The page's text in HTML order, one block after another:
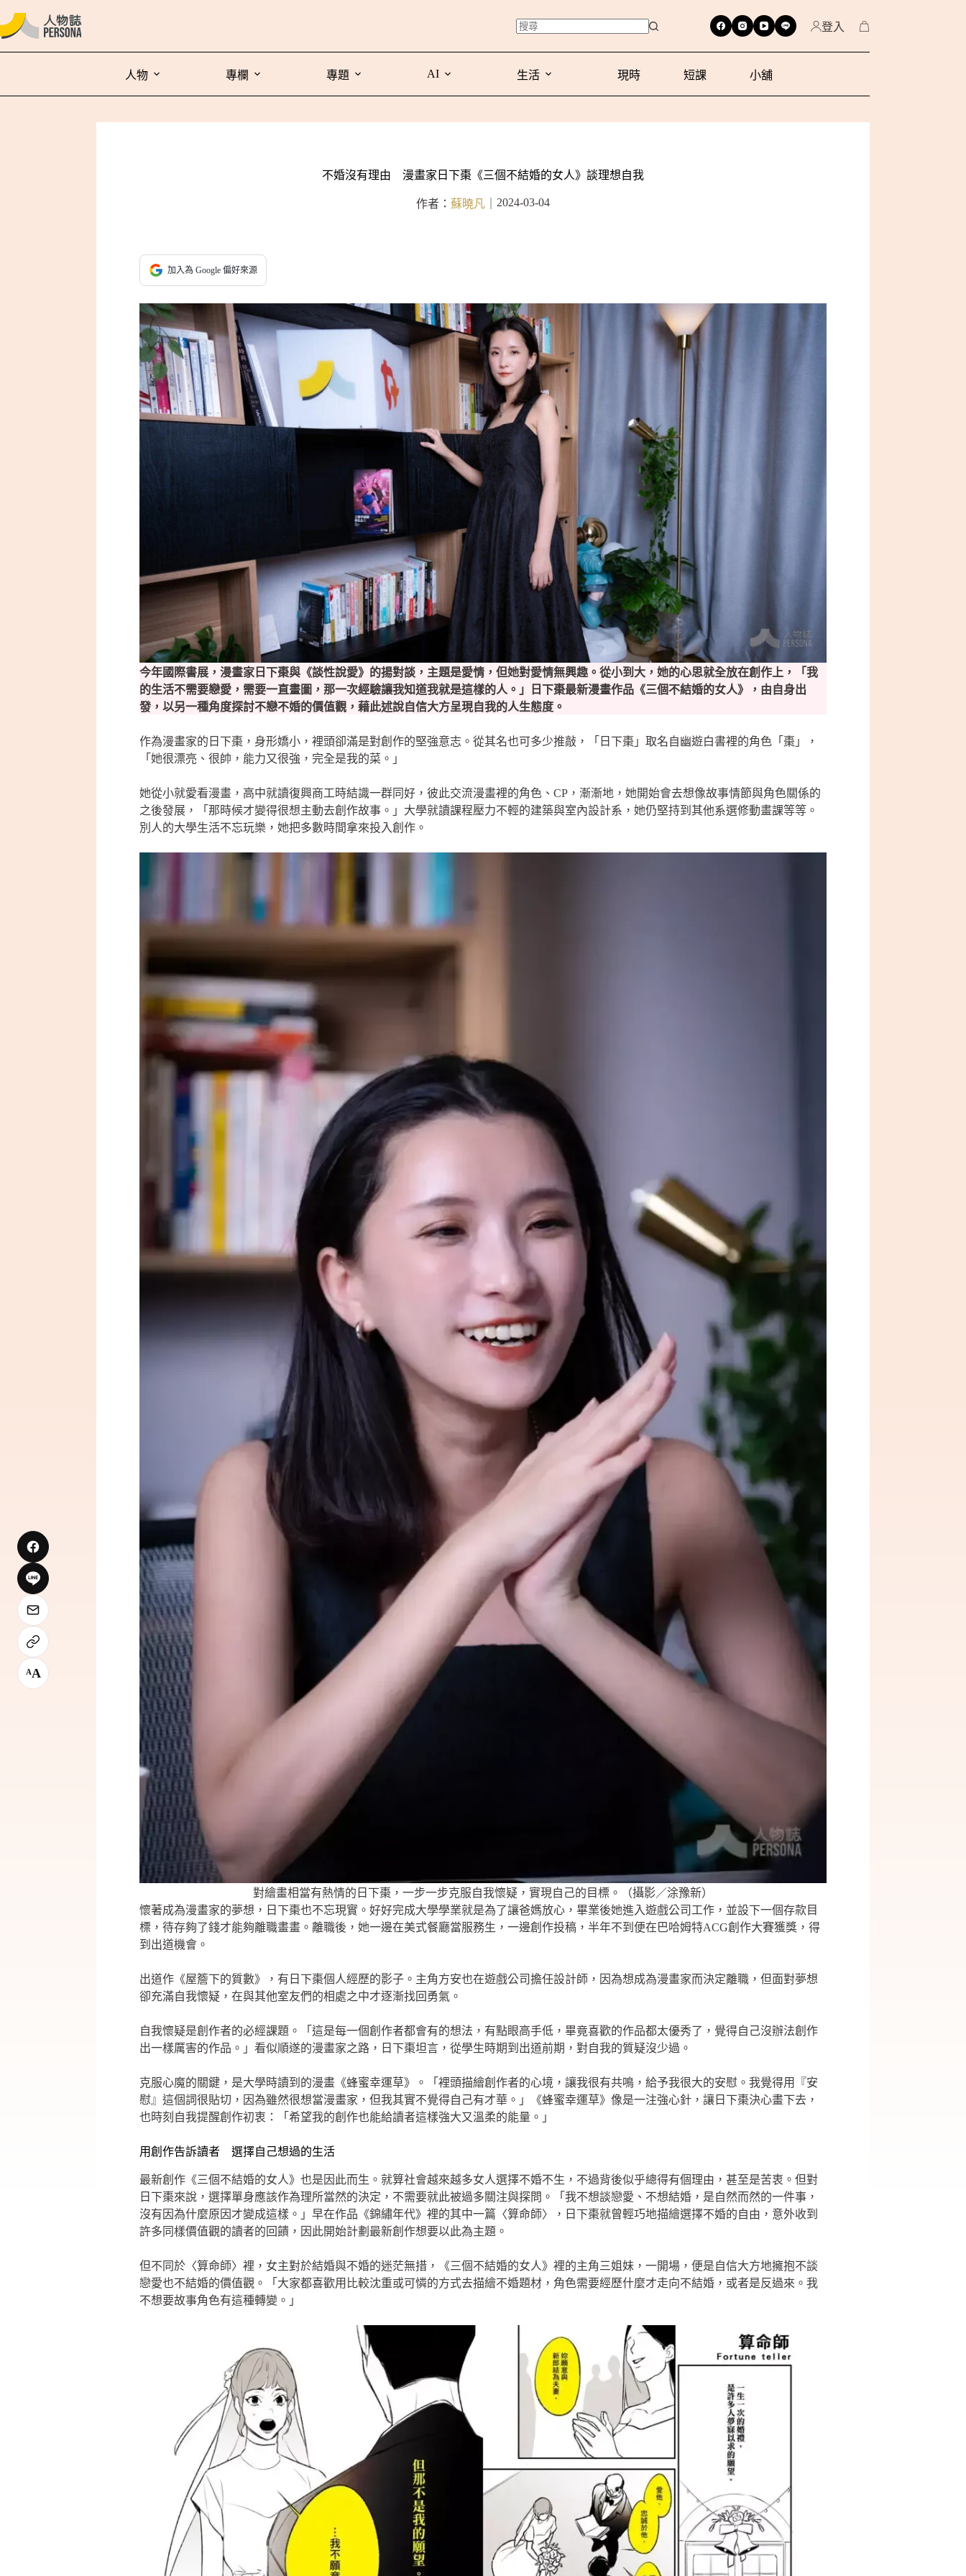
登入
人物 專欄 專題 AI 生活 現時 短課 小舖
不婚沒有理由 漫畫家日下棗《三個不結婚的女人》談理想自我
作者： 蘇曉凡 2024-03-04
加入為 Google 偏好來源
今年國際書展，漫畫家日下棗與《談性說愛》的揚對談，主題是愛情，但她對愛情無興趣。從小到大，她的心思就全放在創作上，「我
的生活不需要戀愛，需要一直畫圖，那一次經驗讓我知道我就是這樣的人。」日下棗最新漫畫作品《三個不結婚的女人》，由自身出
發，以另一種角度探討不戀不婚的價值觀，藉此述說自信大方呈現自我的人生態度。
作為漫畫家的日下棗，身形嬌小，裡頭卻滿是對創作的堅強意志。從其名也可多少推敲，「日下棗」取名自幽遊白書裡的角色「棗」，
「她很漂亮、很帥，能力又很強，完全是我的菜。」
她從小就愛看漫畫，高中就讀復興商工時結識一群同好，彼此交流漫畫裡的角色、CP，漸漸地，她開始會去想像故事情節與角色關係的
之後發展，「那時候才變得很想主動去創作故事。」大學就讀課程壓力不輕的建築與室內設計系，她仍堅持到其他系選修動畫課等等。
別人的大學生活不忘玩樂，她把多數時間拿來投入創作。
對繪畫相當有熱情的日下棗，一步一步克服自我懷疑，實現自己的目標。（攝影／涂豫新）
懷著成為漫畫家的夢想，日下棗也不忘現實。好好完成大學學業就是為了讓爸媽放心，畢業後她進入遊戲公司工作，並設下一個存款目
標，待存夠了錢才能夠離職畫畫。離職後，她一邊在美式餐廳當服務生，一邊創作投稿，半年不到便在巴哈姆特ACG創作大賽獲獎，得
到出道機會。
出道作《屋簷下的質數》，有日下棗個人經歷的影子。主角方安也在遊戲公司擔任設計師，因為想成為漫畫家而決定離職，但面對夢想
卻充滿自我懷疑，在與其他室友們的相處之中才逐漸找回勇氣。
自我懷疑是創作者的必經課題。「這是每一個創作者都會有的想法，有點眼高手低，畢竟喜歡的作品都太優秀了，覺得自己沒辦法創作
出一樣厲害的作品。」看似順遂的漫畫家之路，日下棗坦言，從學生時期到出道前期，對自我的質疑沒少過。
克服心魔的關鍵，是大學時讀到的漫畫《蜂蜜幸運草》。「裡頭描繪創作者的心境，讓我很有共鳴，給予我很大的安慰。我覺得用『安
慰』這個詞很貼切，因為雖然很想當漫畫家，但我其實不覺得自己有才華。」《蜂蜜幸運草》像是一注強心針，讓日下棗決心畫下去，
也時刻自我提醒創作初衷：「希望我的創作也能給讀者這樣強大又溫柔的能量。」
用創作告訴讀者 選擇自己想過的生活
最新創作《三個不結婚的女人》也是因此而生。就算社會越來越多女人選擇不婚不生，不過背後似乎總得有個理由，甚至是苦衷。但對
日下棗來說，選擇單身應該作為理所當然的決定，不需要就此被過多關注與探問。「我不想談戀愛、不想結婚，是自然而然的一件事，
沒有因為什麼原因才變成這樣。」早在作品《錦繡年代》裡的其中一篇〈算命師〉，日下棗就曾輕巧地描繪選擇不婚的自由，意外收到
許多同樣價值觀的讀者的回饋，因此開始計劃最新創作想要以此為主題。
但不同於〈算命師〉裡，女主對於結婚與不婚的迷茫無措，《三個不結婚的女人》裡的主角三姐妹，一開場，便是自信大方地擁抱不談
戀愛也不結婚的價值觀。「大家都喜歡用比較沈重或可憐的方式去描繪不婚題材，角色需要經歷什麼才走向不結婚，或者是反過來。我
不想要故事角色有這種轉變。」
AA